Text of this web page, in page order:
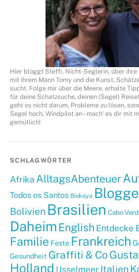
Hier bloggt Steffi, Nicht-Seglerin, über ihre
mit ihrem Mann Tomy und die Kunst,
sucht. Folge mir über die Meere, erhalte
für deine Schatzsuche, deinen (Segel)
geht es nicht darum, Probleme zu lösen,
Segel hoch, Windpilot an – mach‘ es dir mit
gemütlich!
SCHLAGWÖRTER
Afrika AlltagsAbenteuer
Todos os Santos Biskaya
Bolivien Brasilien Cabo
Daheim English Entdecke
Familie Feste Frankreich
Gesundheit Graffiti & Co
Holland IJsselmeer Italien